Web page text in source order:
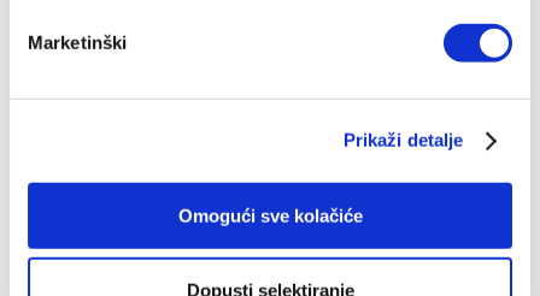
Marketinški
Prikaži detalje
Omogući sve kolačiće
Dopusti selektiranje
Bogoštovlje - Molitva
19,91 EUR